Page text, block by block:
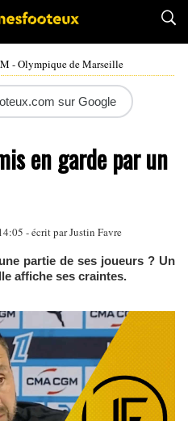
- Olympique de Marseille
sur Google
en garde par un
- écrit parJustin Favre
partie de ses joueurs ? Un
affiche ses craintes.